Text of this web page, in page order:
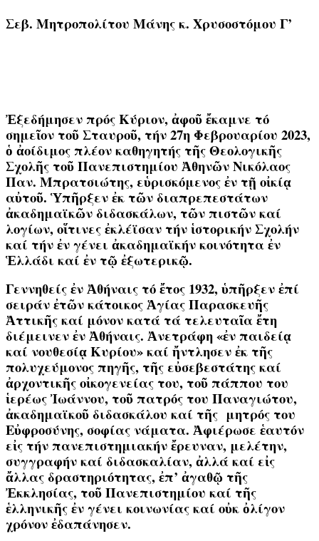
Σεβ. Μητροπολίτου Μάνης κ. Χρυσοστόμου Γ’
Ἐξεδήμησεν πρός Κύριον, ἀφοῦ ἔκαμνε τό
σημεῖον τοῦ Σταυροῦ, τήν 27η Φεβρουαρίου 2023,
ὁ ἀοίδιμος πλέον καθηγητής τῆς Θεολογικῆς
Σχολῆς τοῦ Πανεπιστημίου Ἀθηνῶν Νικόλαος
Παν. Μπρατσιώτης, εὑρισκόμενος ἐν τῇ οἰκίᾳ
αὐτοῦ. Ὑπῆρξεν ἐκ τῶν διαπρεπεστάτων
ἀκαδημαϊκῶν διδασκάλων, τῶν πιστῶν καί
λογίων, οἵτινες ἐκλέϊσαν τήν ἱστορικήν Σχολήν
καί τήν ἐν γένει ἀκαδημαϊκήν κοινότητα ἐν
Ἑλλάδι καί ἐν τῷ ἐξωτερικῷ.
Γεννηθείς ἐν Ἀθήναις τό ἔτος 1932, ὑπῆρξεν ἐπί
σειράν ἐτῶν κάτοικος Ἁγίας Παρασκευῆς
Ἀττικῆς καί μόνον κατά τά τελευταῖα ἔτη
διέμεινεν ἐν Ἀθήναις. Ἀνετράφη «ἐν παιδείᾳ
καί νουθεσίᾳ Κυρίου» καί ἤντλησεν ἐκ τῆς
πολυχεύμονος πηγῆς, τῆς εὐσεβεστάτης καί
ἀρχοντικῆς οἰκογενείας του, τοῦ πάππου του
ἱερέως Ἰωάννου, τοῦ πατρός του Παναγιώτου,
ἀκαδημαϊκοῦ διδασκάλου καί τῆς μητρός του
Εὐφροσύνης, σοφίας νάματα. Ἀφιέρωσε ἑαυτόν
εἰς τήν πανεπιστημιακήν ἔρευναν, μελέτην,
συγγραφήν καί διδασκαλίαν, ἀλλά καί εἰς
ἄλλας δραστηριότητας, ἐπ’ ἀγαθῷ τῆς
Ἐκκλησίας, τοῦ Πανεπιστημίου καί τῆς
ἑλληνικῆς ἐν γένει κοινωνίας καί οὐκ ὀλίγον
χρόνον ἐδαπάνησεν.